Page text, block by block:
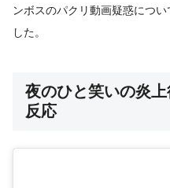
ンボスのパクリ動画疑惑につ
した。
夜のひと笑いの炎
反応